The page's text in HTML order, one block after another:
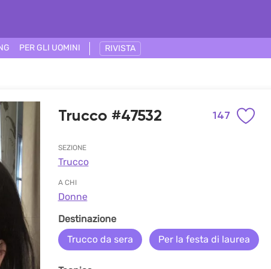
PER GLI UOMINI RIVISTA
Trucco #47532 147
SEZIONE
Trucco
A CHI
Donne
Destinazione
Trucco da sera
Per la festa di laurea